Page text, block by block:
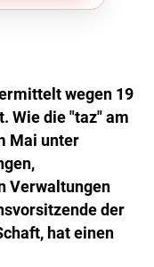
wegen 19
Wie die "taz" am
Mai unter
Verwaltungen
der
hat einen